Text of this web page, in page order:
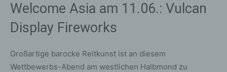
Welcome Asia am 11.06.: Vulcan
Display Fireworks
Großartige barocke Reitkunst ist an diesem
Wettbewerbs-Abend am westlichen Halbmond zu